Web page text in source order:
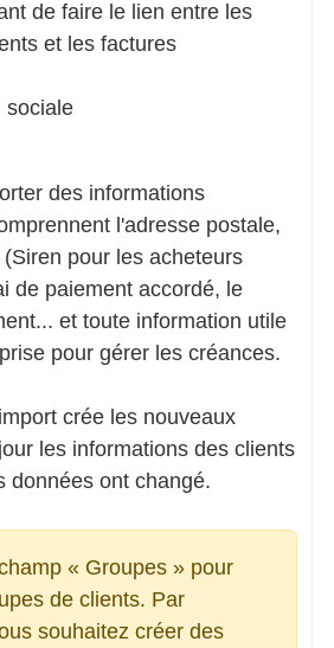
de faire le lien entre les
et les factures
sociale
des informations
l'adresse postale,
pour les acheteurs
de paiement accordé, le
et toute information utile
pour gérer les créances.
crée les nouveaux
les informations des clients
données ont changé.
« Groupes » pour
de clients. Par
souhaitez créer des